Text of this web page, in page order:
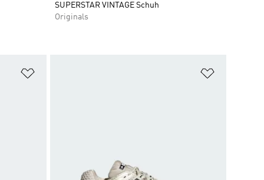
SUPERSTAR VINTAGE Schuh
Originals